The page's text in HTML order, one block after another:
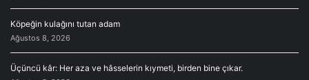
Köpeğin kulağını tutan adam
Ağustos 8, 2026
Üçüncü kâr: Her aza ve hâsselerin kıymeti, birden bine çıkar.